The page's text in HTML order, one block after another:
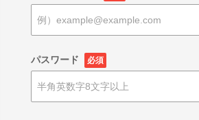
パスワード 必須